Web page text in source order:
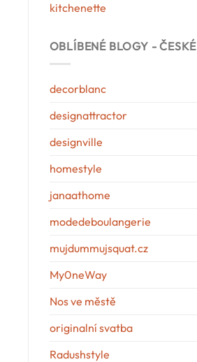
kitchenette
OBLÍBENÉ BLOGY - ČESKÉ
decorblanc
designattractor
designville
homestyle
janaathome
modedeboulangerie
mujdummujsquat.cz
My0neWay
Nos ve městě
originalní svatba
Radushstyle